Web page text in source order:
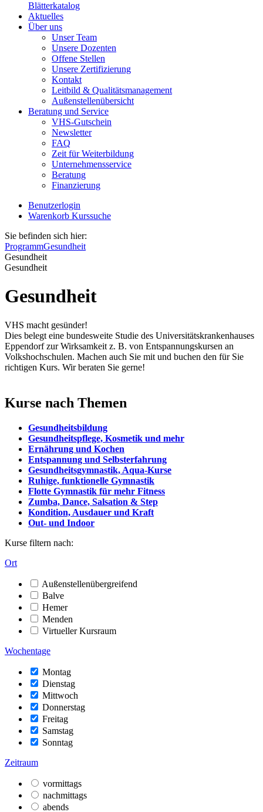
Blätterkatalog
Aktuelles
Über uns
Unser Team
Unsere Dozenten
Offene Stellen
Unsere Zertifizierung
Kontakt
Leitbild & Qualitätsmanagement
Außenstellenübersicht
Beratung und Service
VHS-Gutschein
Newsletter
FAQ
Zeit für Weiterbildung
Unternehmensservice
Beratung
Finanzierung
Benutzerlogin
Warenkorb Kurssuche
Sie befinden sich hier:
ProgrammGesundheit
Gesundheit
Gesundheit
Gesundheit
VHS macht gesünder!
Dies belegt eine bundesweite Studie des Universitätskrankenhauses
Eppendorf zur Wirksamkeit z. B. von Entspannungskursen an
Volkshochschulen. Machen auch Sie mit und buchen den für Sie
richtigen Kurs. Wir beraten Sie gerne!
Kurse nach Themen
Gesundheitsbildung
Gesundheitspflege, Kosmetik und mehr
Ernährung und Kochen
Entspannung und Selbsterfahrung
Gesundheitsgymnastik, Aqua-Kurse
Ruhige, funktionelle Gymnastik
Flotte Gymnastik für mehr Fitness
Zumba, Dance, Salsation & Step
Kondition, Ausdauer und Kraft
Out- und Indoor
Kurse filtern nach:
Ort
Außenstellenübergreifend
Balve
Hemer
Menden
Virtueller Kursraum
Wochentage
Montag
Dienstag
Mittwoch
Donnerstag
Freitag
Samstag
Sonntag
Zeitraum
vormittags
nachmittags
abends